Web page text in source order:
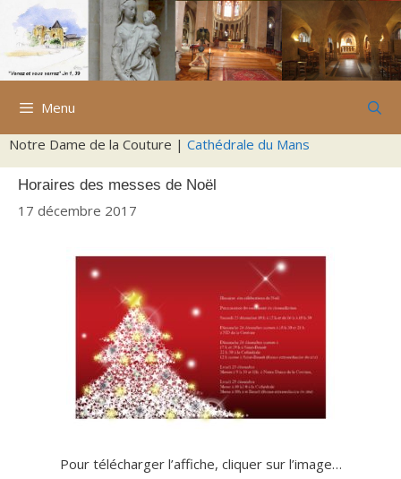
Aller
contenu
Menu
Notre Dame de la Couture | Cathédrale du Mans
Horaires des messes de Noël
17 décembre 2017
Pour télécharger l’affiche, cliquer sur l’image…